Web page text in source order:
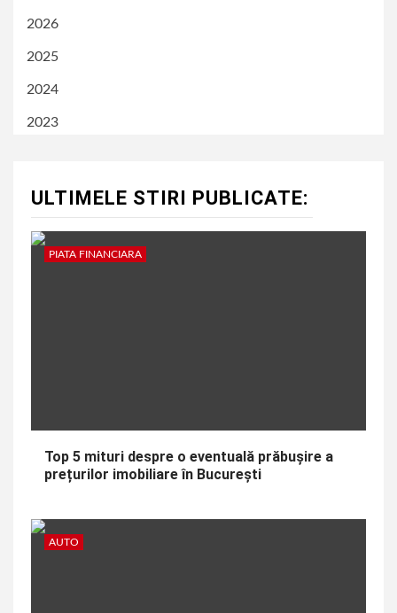
2026
2025
2024
2023
ULTIMELE STIRI PUBLICATE:
PIATA FINANCIARA
Top 5 mituri despre o eventuală prăbușire a
prețurilor imobiliare în București
AUTO